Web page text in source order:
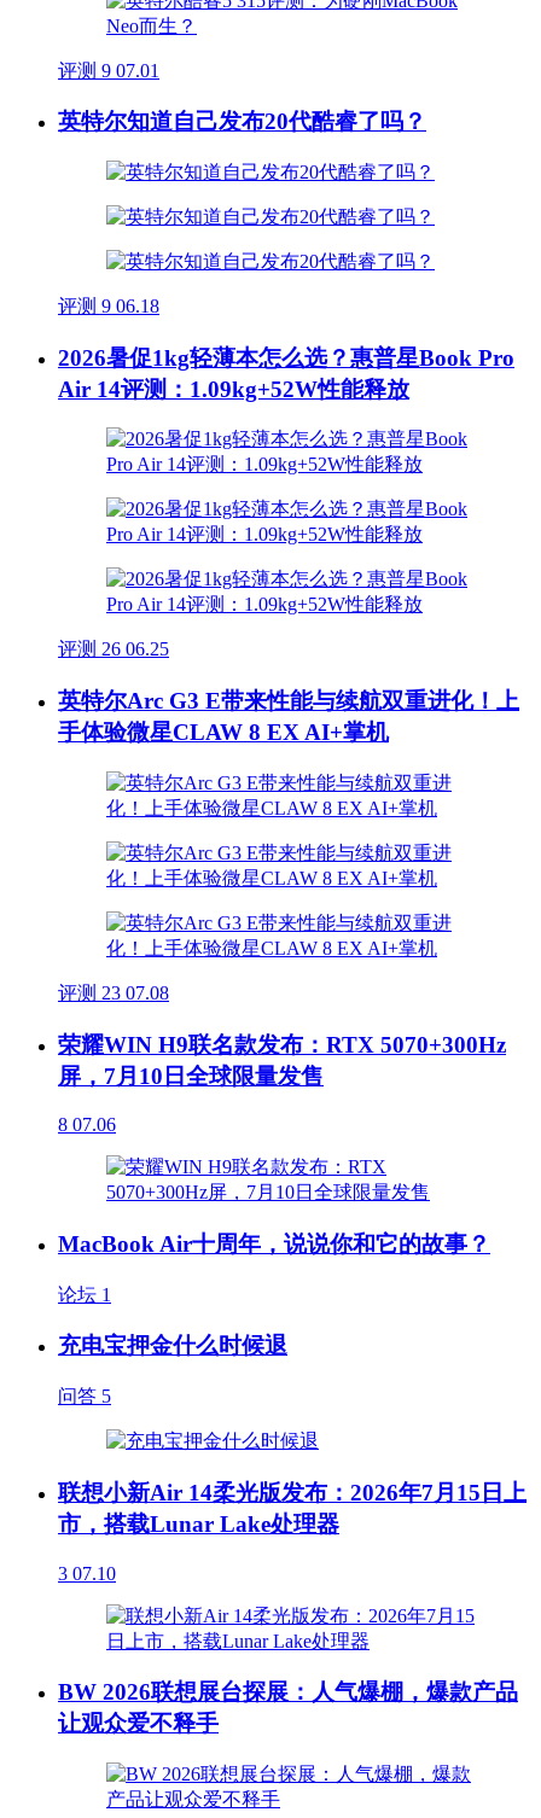
评测 9 07.01
英特尔知道自己发布20代酷睿了吗？
评测 9 06.18
2026暑促1kg轻薄本怎么选？惠普星Book Pro
Air 14评测：1.09kg+52W性能释放
评测 26 06.25
英特尔Arc G3 E带来性能与续航双重进化！上
手体验微星CLAW 8 EX AI+掌机
评测 23 07.08
荣耀WIN H9联名款发布：RTX 5070+300Hz
屏，7月10日全球限量发售
8 07.06
MacBook Air十周年，说说你和它的故事？
论坛 1
充电宝押金什么时候退
问答 5
联想小新Air 14柔光版发布：2026年7月15日上
市，搭载Lunar Lake处理器
3 07.10
BW 2026联想展台探展：人气爆棚，爆款产品
让观众爱不释手